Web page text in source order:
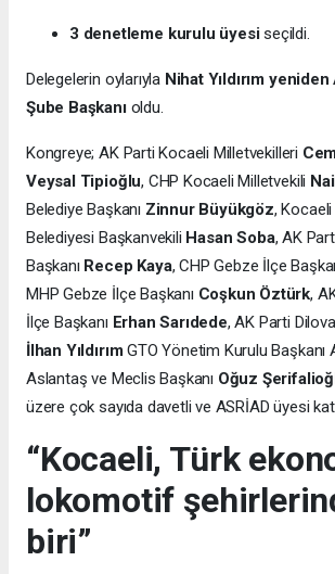
3 denetleme kurulu üyesiseçildi.
Delegelerin oylarıyla Nihat Yıldırım
Şube Başkanıoldu.
Kongreye; AK Parti Kocaeli Milletvekilleri
Veysal Tipioğlu, CHP Kocaeli Milletvekili
Belediye Başkanı Zinnur Büyükgöz,
Belediyesi Başkanvekili Hasan Soba, AK
Başkanı Recep Kaya, CHP Gebze İlçe
MHP Gebze İlçe Başkanı Coşkun Öztürk,
İlçe Başkanı Erhan Sarıdede, AK Parti
İlhan YıldırımGTO Yönetim Kurulu Başkanı
Aslantaş ve Meclis Başkanı Oğuz
üzere çok sayıda davetli ve ASRİAD üyesi
“Kocaeli, Türk
lokomotif
biri”